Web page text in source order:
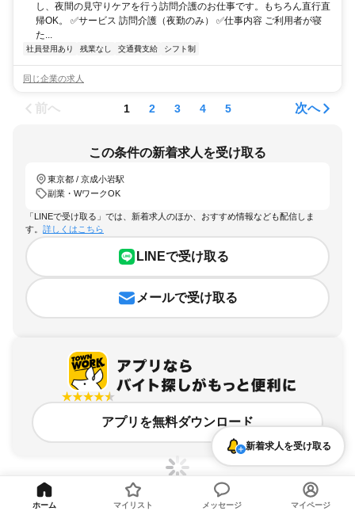
し、夜間の見守りケアを行う訪問介護のお仕事です。もちろん直行直
帰OK。 ✅サービス 訪問介護（夜勤のみ） ✅仕事内容 ご利用者が寝
た...
社員登用あり 残業なし 交通費支給 シフト制
同じ企業の求人
前へ 1 2 3 4 5 次へ
この条件の新着求人を受け取る
東京都 / 京成小岩駅
副業・WワークOK
「LINEで受け取る」では、新着求人のほか、おすすめ情報なども配信しま
す。 詳しくはこちら
LINEで受け取る
メールで受け取る
アプリを無料ダウンロード
新着求人を受け取る
ホーム マイリスト メッセージ マイページ